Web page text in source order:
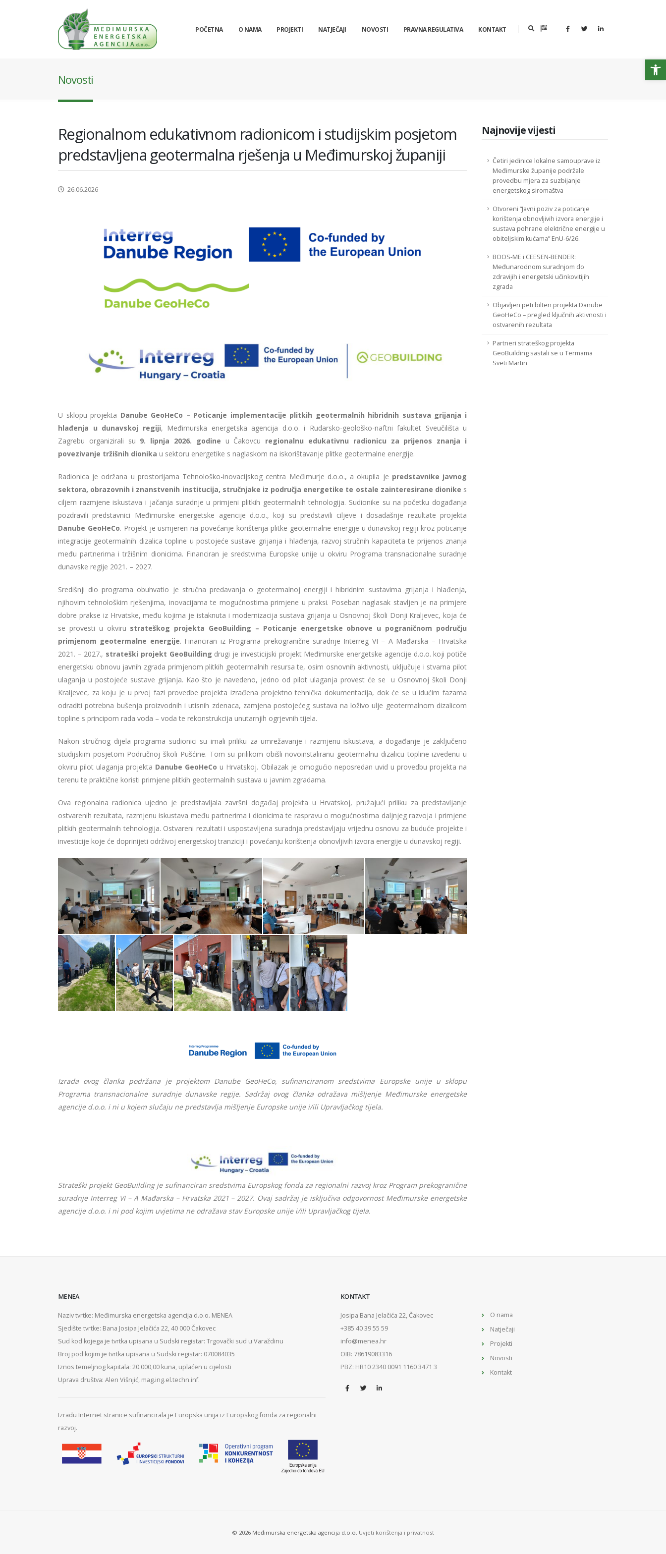
POČETNA O NAMA PROJEKTI NATJEČAJI NOVOSTI PRAVNA REGULATIVA KONTAKT
Novosti
Regionalnom edukativnom radionicom i studijskim posjetom
predstavljena geotermalna rješenja u Međimurskoj županiji
26.06.2026
U sklopu projekta Danube GeoHeCo – Poticanje implementacije plitkih geotermalnih hibridnih sustava grijanja i
hlađenja u dunavskoj regiji, Međimurska energetska agencija d.o.o. i Rudarsko-geološko-naftni fakultet Sveučilišta u
Zagrebu organizirali su 9. lipnja 2026. godine u Čakovcu regionalnu edukativnu radionicu za prijenos znanja i
povezivanje tržišnih dionika u sektoru energetike s naglaskom na iskorištavanje plitke geotermalne energije.
Radionica je održana u prostorijama Tehnološko-inovacijskog centra Međimurje d.o.o., a okupila je predstavnike javnog
sektora, obrazovnih i znanstvenih institucija, stručnjake iz područja energetike te ostale zainteresirane dionike s
ciljem razmjene iskustava i jačanja suradnje u primjeni plitkih geotermalnih tehnologija. Sudionike su na početku događanja
pozdravili predstavnici Međimurske energetske agencije d.o.o., koji su predstavili ciljeve i dosadašnje rezultate projekta
Danube GeoHeCo. Projekt je usmjeren na povećanje korištenja plitke geotermalne energije u dunavskoj regiji kroz poticanje
integracije geotermalnih dizalica topline u postojeće sustave grijanja i hlađenja, razvoj stručnih kapaciteta te prijenos znanja
među partnerima i tržišnim dionicima. Financiran je sredstvima Europske unije u okviru Programa transnacionalne suradnje
dunavske regije 2021. – 2027.
Središnji dio programa obuhvatio je stručna predavanja o geotermalnoj energiji i hibridnim sustavima grijanja i hlađenja,
njihovim tehnološkim rješenjima, inovacijama te mogućnostima primjene u praksi. Poseban naglasak stavljen je na primjere
dobre prakse iz Hrvatske, među kojima je istaknuta i modernizacija sustava grijanja u Osnovnoj školi Donji Kraljevec, koja će
se provesti u okviru strateškog projekta GeoBuilding – Poticanje energetske obnove u pograničnom području
primjenom geotermalne energije. Financiran iz Programa prekogranične suradnje Interreg VI – A Mađarska – Hrvatska
2021. – 2027., strateški projekt GeoBuilding drugi je investicijski projekt Međimurske energetske agencije d.o.o. koji potiče
energetsku obnovu javnih zgrada primjenom plitkih geotermalnih resursa te, osim osnovnih aktivnosti, uključuje i stvarna pilot
ulaganja u postojeće sustave grijanja. Kao što je navedeno, jedno od pilot ulaganja provest će se u Osnovnoj školi Donji
Kraljevec, za koju je u prvoj fazi provedbe projekta izrađena projektno tehnička dokumentacija, dok će se u idućim fazama
odraditi potrebna bušenja proizvodnih i utisnih zdenaca, zamjena postojećeg sustava na loživo ulje geotermalnom dizalicom
topline s principom rada voda – voda te rekonstrukcija unutarnjih ogrjevnih tijela.
Nakon stručnog dijela programa sudionici su imali priliku za umrežavanje i razmjenu iskustava, a događanje je zaključeno
studijskim posjetom Područnoj školi Pušćine. Tom su prilikom obišli novoinstaliranu geotermalnu dizalicu topline izvedenu u
okviru pilot ulaganja projekta Danube GeoHeCo u Hrvatskoj. Obilazak je omogućio neposredan uvid u provedbu projekta na
terenu te praktične koristi primjene plitkih geotermalnih sustava u javnim zgradama.
Ova regionalna radionica ujedno je predstavljala završni događaj projekta u Hrvatskoj, pružajući priliku za predstavljanje
ostvarenih rezultata, razmjenu iskustava među partnerima i dionicima te raspravu o mogućnostima daljnjeg razvoja i primjene
plitkih geotermalnih tehnologija. Ostvareni rezultati i uspostavljena suradnja predstavljaju vrijednu osnovu za buduće projekte i
investicije koje će doprinijeti održivoj energetskoj tranziciji i povećanju korištenja obnovljivih izvora energije u dunavskoj regiji.
Izrada ovog članka podržana je projektom Danube GeoHeCo, sufinanciranom sredstvima Europske unije u sklopu
Programa transnacionalne suradnje dunavske regije. Sadržaj ovog članka odražava mišljenje Međimurske energetske
agencije d.o.o. i ni u kojem slučaju ne predstavlja mišljenje Europske unije i/ili Upravljačkog tijela.
Strateški projekt GeoBuilding je sufinanciran sredstvima Europskog fonda za regionalni razvoj kroz Program prekogranične
suradnje Interreg VI – A Mađarska – Hrvatska 2021 – 2027. Ovaj sadržaj je isključiva odgovornost Međimurske energetske
agencije d.o.o. i ni pod kojim uvjetima ne odražava stav Europske unije i/ili Upravljačkog tijela.
Najnovije vijesti
Četiri jedinice lokalne samouprave iz
Međimurske županije podržale
provedbu mjera za suzbijanje
energetskog siromaštva
Otvoreni “Javni poziv za poticanje
korištenja obnovljivih izvora energije i
sustava pohrane električne energije u
obiteljskim kućama” EnU-6/26.
BOOS-ME i CEESEN-BENDER:
Međunarodnom suradnjom do
zdravijih i energetski učinkovitijih
zgrada
Objavljen peti bilten projekta Danube
GeoHeCo – pregled ključnih aktivnosti i
ostvarenih rezultata
Partneri strateškog projekta
GeoBuilding sastali se u Termama
Sveti Martin
MENEA
Naziv tvrtke: Međimurska energetska agencija d.o.o. MENEA
Sjedište tvrtke: Bana Josipa Jelačića 22, 40 000 Čakovec
Sud kod kojega je tvrtka upisana u Sudski registar: Trgovački sud u Varaždinu
Broj pod kojim je tvrtka upisana u Sudski registar: 070084035
Iznos temeljnog kapitala: 20.000,00 kuna, uplaćen u cijelosti
Uprava društva: Alen Višnjić, mag.ing.el.techn.inf.
Izradu Internet stranice sufinancirala je Europska unija iz Europskog fonda za regionalni
razvoj.
KONTAKT
Josipa Bana Jelačića 22, Čakovec
+385 40 39 55 59
info@menea.hr
OIB: 78619083316
PBZ: HR10 2340 0091 1160 3471 3
O nama
Natječaji
Projekti
Novosti
Kontakt
© 2026 Međimurska energetska agencija d.o.o. Uvjeti korištenja i privatnost